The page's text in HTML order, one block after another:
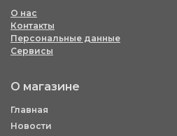
О нас
Контакты
Персональные данные
Сервисы
О магазине
Главная
Новости